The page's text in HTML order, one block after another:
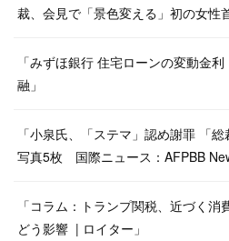
裁、会見で「景色変える」初の女性
「みずほ銀行 住宅ローンの変動金
融」
「小泉氏、「ステマ」認め謝罪 「
写真5枚 国際ニュース：AFPBB
「コラム：トランプ関税、近づく
どう影響 | ロイター」